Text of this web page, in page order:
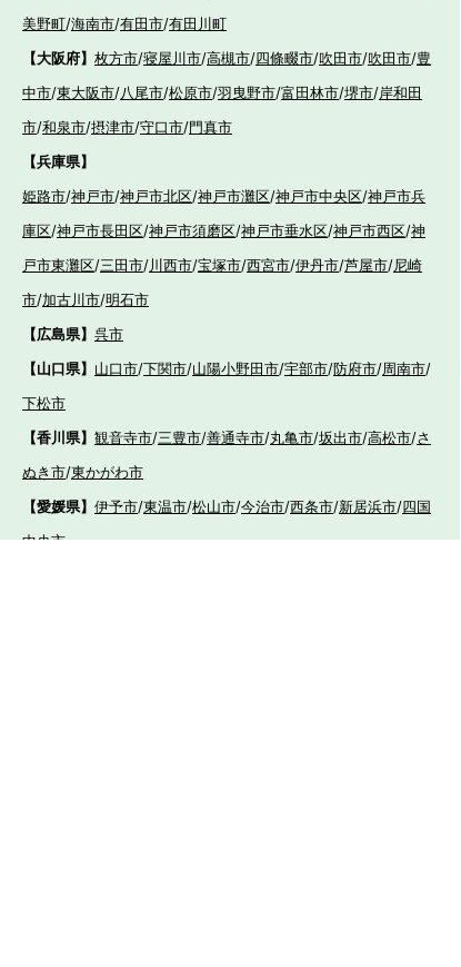
美野町/海南市/有田市/有田川町
【大阪府】 枚方市/寝屋川市/高槻市/四條畷市/吹田市/吹田市/豊
中市/東大阪市/八尾市/松原市/羽曳野市/富田林市/堺市/岸和田
市/和泉市/摂津市/守口市/門真市
【兵庫県】
姫路市/神戸市/神戸市北区/神戸市灘区/神戸市中央区/神戸市兵
庫区/神戸市長田区/神戸市須磨区/神戸市垂水区/神戸市西区/神
戸市東灘区/三田市/川西市/宝塚市/西宮市/伊丹市/芦屋市/尼崎
市/加古川市/明石市
【広島県】 呉市
【山口県】 山口市/下関市/山陽小野田市/宇部市/防府市/周南市/
下松市
【香川県】 観音寺市/三豊市/善通寺市/丸亀市/坂出市/高松市/さ
ぬき市/東かがわ市
【愛媛県】 伊予市/東温市/松山市/今治市/西条市/新居浜市/四国
中央市